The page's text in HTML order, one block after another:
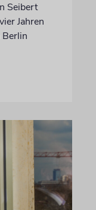
Seibert
Jahren